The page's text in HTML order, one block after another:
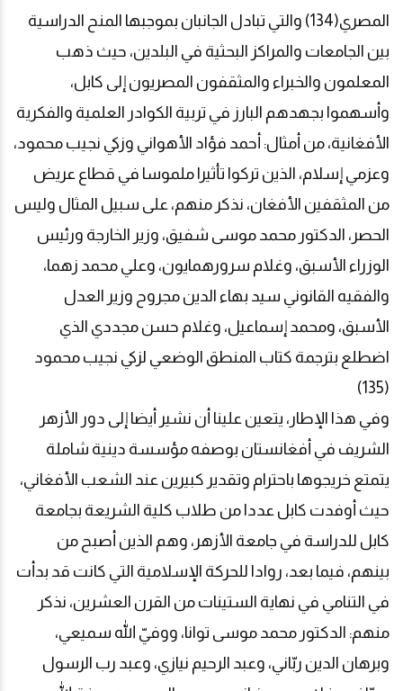
المصري(134) والتي تبادل الجانبان بموجبها المنح الدراسية
بين الجامعات والمراكز البحثية في البلدين، حيث ذهب
المعلمون والخبراء والمثقفون المصريون إلى كابل،
وأسهموا بجهدهم البارز في تربية الكوادر العلمية والفكرية
الأفغانية، من أمثال: أحمد فؤاد الأهواني وزكي نجيب محمود،
وعزمي إسلام، الذين تركوا تأثيرا ملموسا في قطاع عريض
من المثقفين الأفغان، نذكر منهم، على سبيل المثال وليس
الحصر، الدكتور محمد موسى شفيق، وزير الخارجة ورئيس
الوزراء الأسبق، وغلام سرورهمایون، وعلي محمد زهما،
والفقيه القانوني سيد بهاء الدين مجروح وزير العدل
الأسبق، ومحمد إسماعيل، وغلام حسن مجددي الذي
اضطلع بترجمة كتاب المنطق الوضعي لزكي نجيب محمود
(135)
وفي هذا الإطار، يتعين علينا أن نشير أيضا إلى دور الأزهر
الشريف في أفغانستان بوصفه مؤسسة دينية شاملة
يتمتع خريجوها باحترام وتقدير كبيرين عند الشعب الأفغاني،
حيث أوفدت كابل عددا من طلاب كلية الشريعة بجامعة
كابل للدراسة في جامعة الأزهر، وهم الذين أصبح من
بينهم، فيما بعد، روادا للحركة الإسلامية التي كانت قد بدأت
في التنامي في نهاية الستينات من القرن العشرين، نذكر
منهم: الدكتور محمد موسى توانا، ووفيّ الله سمیعي،
وبرهان الدين ربّاني، وعبد الرحيم نيازي، وعبد رب الرسول